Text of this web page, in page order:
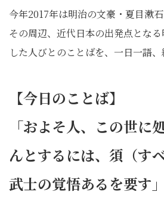
今年2017年は明治の文豪・夏目漱
その周辺、近代日本の出発点とな
した人びとのことばを、一日一語、
【今日のことば】
「およそ人、この世に
んとするには、須（す
武士の覚悟あるを要す」